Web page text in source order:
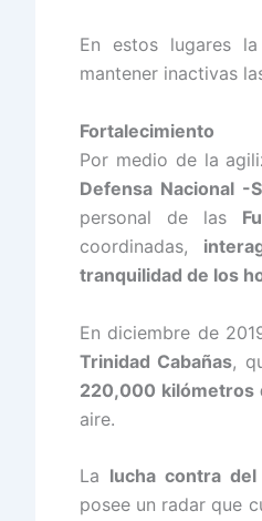
En estos lugares
mantener inactivas
Fortalecimiento
Por medio de la
Defensa Nacional -
personal de las
coordinadas,
tranquilidad de los
En diciembre de
Trinidad Cabañas,
220,000 kilómetros
aire.
La lucha contra
posee un radar que